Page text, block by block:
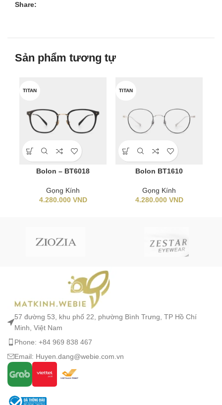
Share:
Sản phẩm tương tự
TITAN
Bolon – BT6018
Gọng Kính
4.280.000 VND
TITAN
Bolon BT1610
Gọng Kính
4.280.000 VND
57 đường 53, khu phố 22, phường Bình Trưng, TP Hồ Chí
Minh, Việt Nam
Phone: +84 969 838 467
Email: Huyen.dang@webie.com.vn